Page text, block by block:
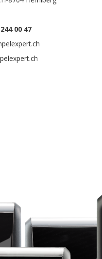
00 47